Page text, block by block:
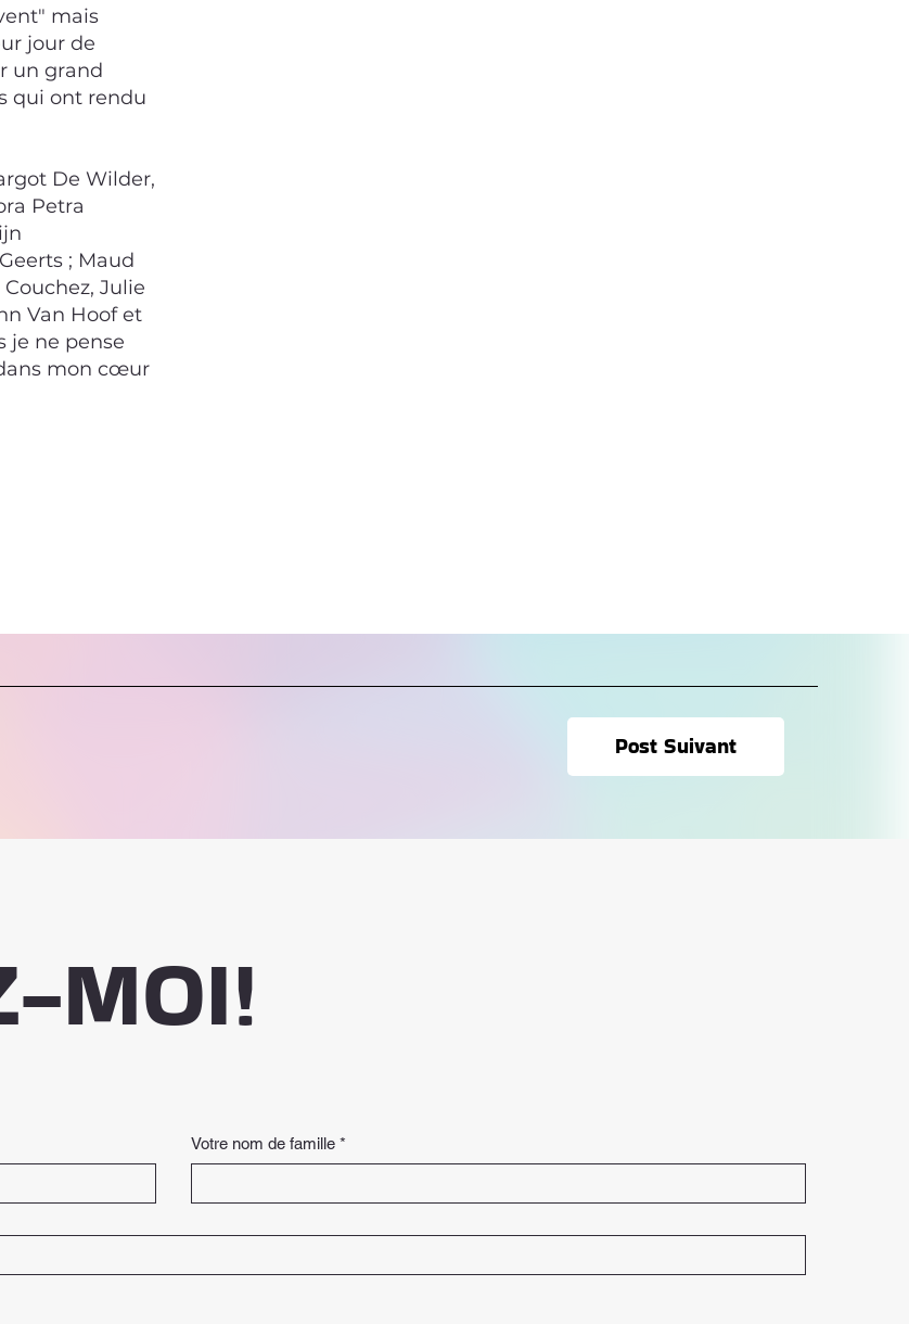
Post Suivant
mais
jour de
un grand
qui ont rendu
De Wilder,
Petra
; Maud
Julie
Van Hoof et
je ne pense
mon cœur
MOI!
Votre nom de famille *